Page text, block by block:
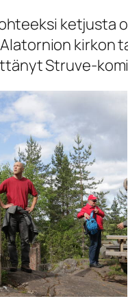
ketjusta
kirkon
Struve-